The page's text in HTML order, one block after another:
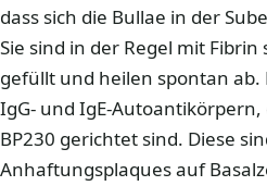
dass sich die Bullae in der
Sie sind in der Regel mit
gefüllt und heilen spontan
IgG- und IgE-
BP230 gerichtet sind. Diese
Anhaftungsplaques auf